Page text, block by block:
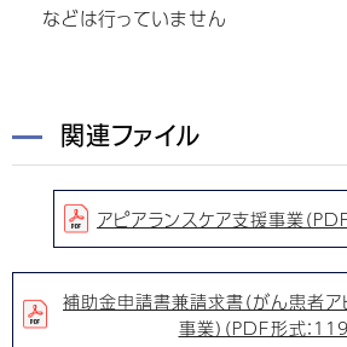
などは行っていません
関連ファイル
アピアランスケア支援事業（
補助金申請書兼請求書（がん患者
事業）（PDF形式：